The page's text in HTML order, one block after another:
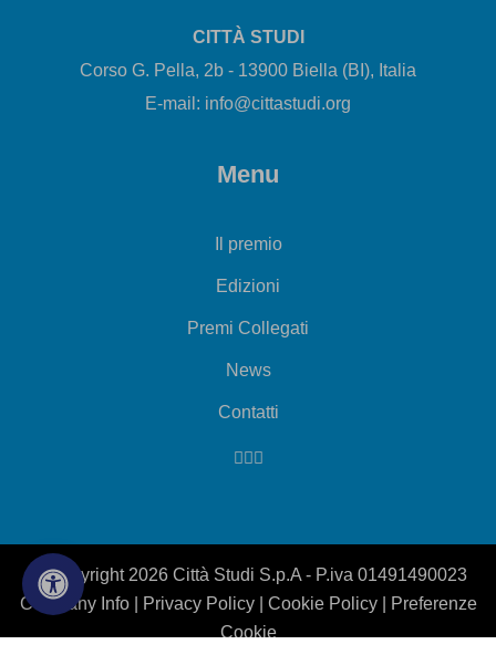
CITTÀ STUDI
Corso G. Pella, 2b - 13900 Biella (BI), Italia
E-mail: info@cittastudi.org
Menu
Il premio
Edizioni
Premi Collegati
News
Contatti
© Copyright 2026 Città Studi S.p.A - P.iva 01491490023
Company Info| Privacy Policy| Cookie Policy|
Preferenze
Cookie